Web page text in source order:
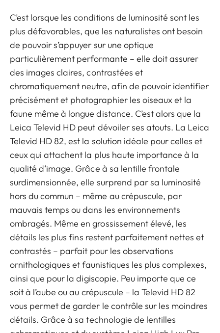
C’est lorsque les conditions de luminosité sont les
plus défavorables, que les naturalistes ont besoin
de pouvoir s’appuyer sur une optique
particulièrement performante – elle doit assurer
des images claires, contrastées et
chromatiquement neutre, afin de pouvoir identifier
précisément et photographier les oiseaux et la
faune même à longue distance. C’est alors que la
Leica Televid HD peut dévoiler ses atouts. La Leica
Televid HD 82, est la solution idéale pour celles et
ceux qui attachent la plus haute importance à la
qualité d‘image. Grâce à sa lentille frontale
surdimensionnée, elle surprend par sa luminosité
hors du commun – même au crépuscule, par
mauvais temps ou dans les environnements
ombragés. Même en grossissement élevé, les
détails les plus fins restent parfaitement nettes et
contrastés – parfait pour les observations
ornithologiques et faunistiques les plus complexes,
ainsi que pour la digiscopie. Peu importe que ce
soit à l’aube ou au crépuscule – la Televid HD 82
vous permet de garder le contrôle sur les moindres
détails. Grâce à sa technologie de lentilles